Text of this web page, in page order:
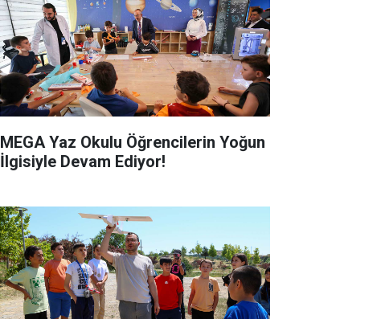
MEGA Yaz Okulu Öğrencilerin Yoğun
İlgisiyle Devam Ediyor!